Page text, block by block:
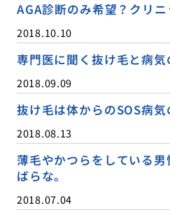
AGA診断のみ希望？クリ
2018.10.10
専門医に聞く抜け毛と病
2018.09.09
抜け毛は体からのSOS病
2018.08.13
薄毛やかつらをしている
ばらな。
2018.07.04